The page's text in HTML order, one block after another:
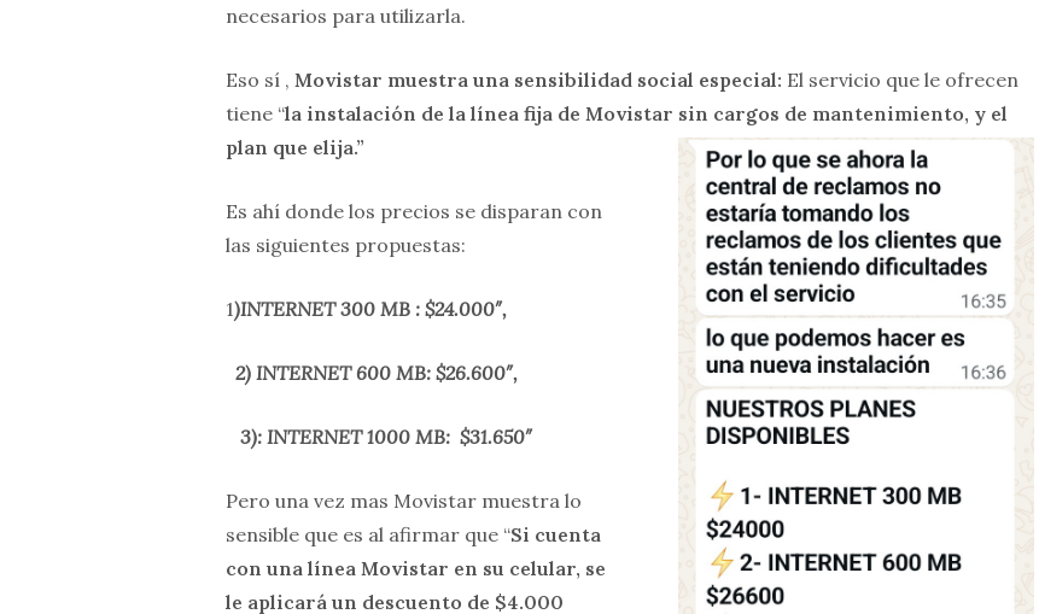
necesarios para utilizarla.
Eso sí , Movistar muestra una sensibilidad social especial: El servicio que le ofrecen
tiene “la instalación de la línea fija de Movistar sin cargos de mantenimiento, y el
plan que elija.”
Es ahí donde los precios se disparan con
las siguientes propuestas:
1)INTERNET 300 MB : $24.000″,
2) INTERNET 600 MB: $26.600″,
3): INTERNET 1000 MB: $31.650″
Pero una vez mas Movistar muestra lo
sensible que es al afirmar que “Si cuenta
con una línea Movistar en su celular, se
le aplicará un descuento de $4.000